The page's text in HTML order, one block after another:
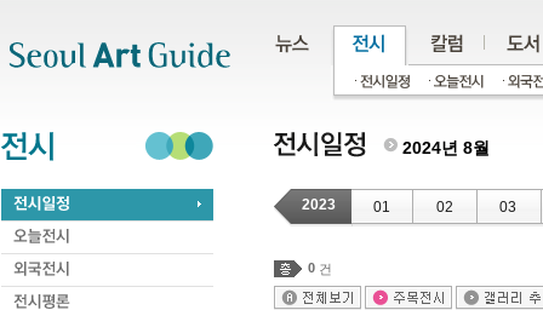
2024년 8월
2023 01 02 03
0 건